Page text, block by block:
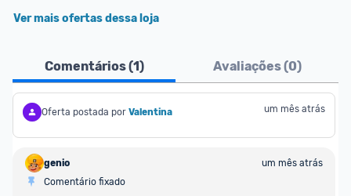
Ver mais ofertas dessa loja
Comentários (1) Avaliações (0)
Oferta postada por Valentina um mês atrás
genio
um mês atrás
Comentário fixado